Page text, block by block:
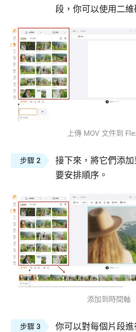
段，你可以使用二維
上傳 MOV 文件到
步驟 2
接下來，將它們添
要安排順序。
添加到時間軸
步驟 3
你可以對每個片段